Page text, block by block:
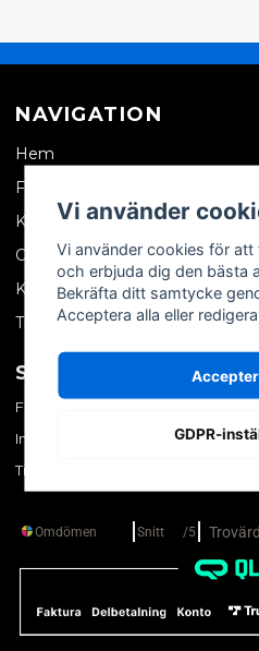
NAVIGATION
Hem
Företagskund
Kontakta oss
Om oss
Köpvillkor
Tips & trix
SOCIALA MEDIER
Facebook
Instagram
TikTok
Vi använder
Vi använder cookies för
och erbjuda dig den bästa
Bekräfta ditt samtycke
Acceptera alla eller
GDPR-